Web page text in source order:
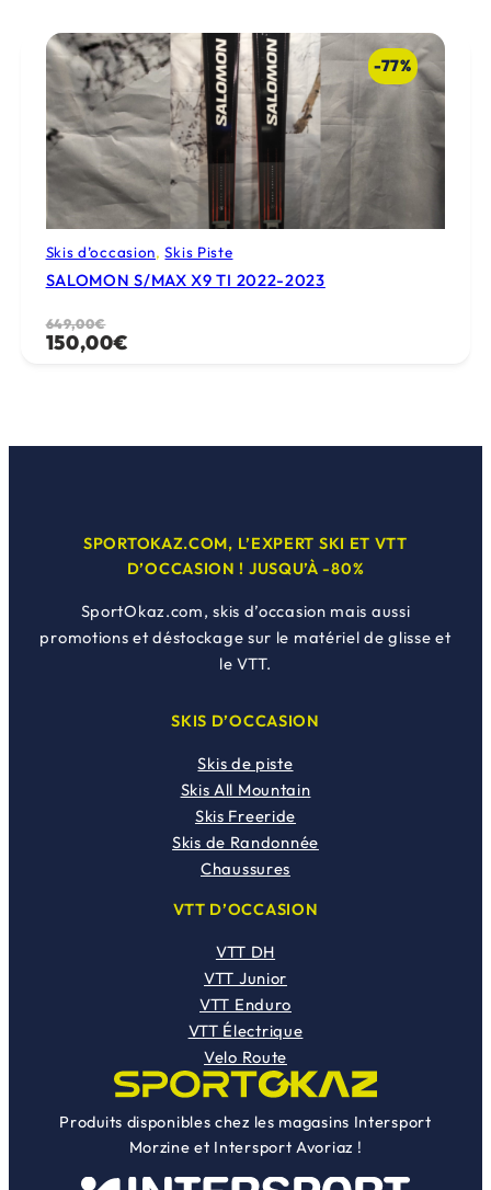
550,00€.
100,00€.
-77%
Skis d’occasion, Skis Piste
SALOMON S/MAX X9 TI 2022-2023
649,00€
Le
prix
649,00€.
150,00€
Le
prix
150,00€.
SPORTOKAZ.COM, L’EXPERT SKI ET VTT
D’OCCASION ! JUSQU’À -80%
SportOkaz.com, skis d’occasion mais aussi
promotions et déstockage sur le matériel de glisse et
le VTT.
SKIS D’OCCASION
Skis de piste
Skis All Mountain
Skis Freeride
Skis de Randonnée
Chaussures
VTT D’OCCASION
VTT DH
VTT Junior
VTT Enduro
VTT Électrique
Velo Route
Produits disponibles chez les magasins Intersport
Morzine et Intersport Avoriaz !